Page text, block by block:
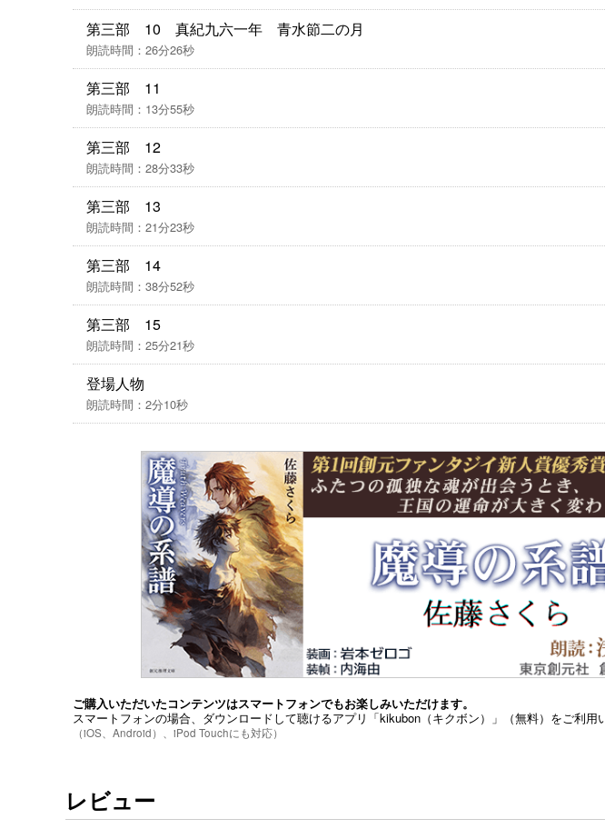
第三部 10 真紀九六一年 青水節二の月
朗読時間：26分26秒
第三部 11
朗読時間：13分55秒
第三部 12
朗読時間：28分33秒
第三部 13
朗読時間：21分23秒
第三部 14
朗読時間：38分52秒
第三部 15
朗読時間：25分21秒
登場人物
朗読時間：2分10秒
ご購入いただいたコンテンツはスマートフォンでもお楽しみいただけます。
スマートフォンの場合、ダウンロードして聴けるアプリ「kikubon（キクボン）」（無料）をご利用
（iOS、Android）、iPod Touchにも対応）
レビュー